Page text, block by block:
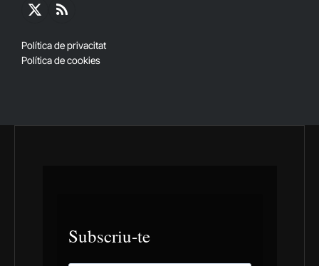
X
RSS
Política de privacitat
Política de cookies